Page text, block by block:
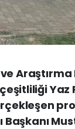
Araştırma
Yaz